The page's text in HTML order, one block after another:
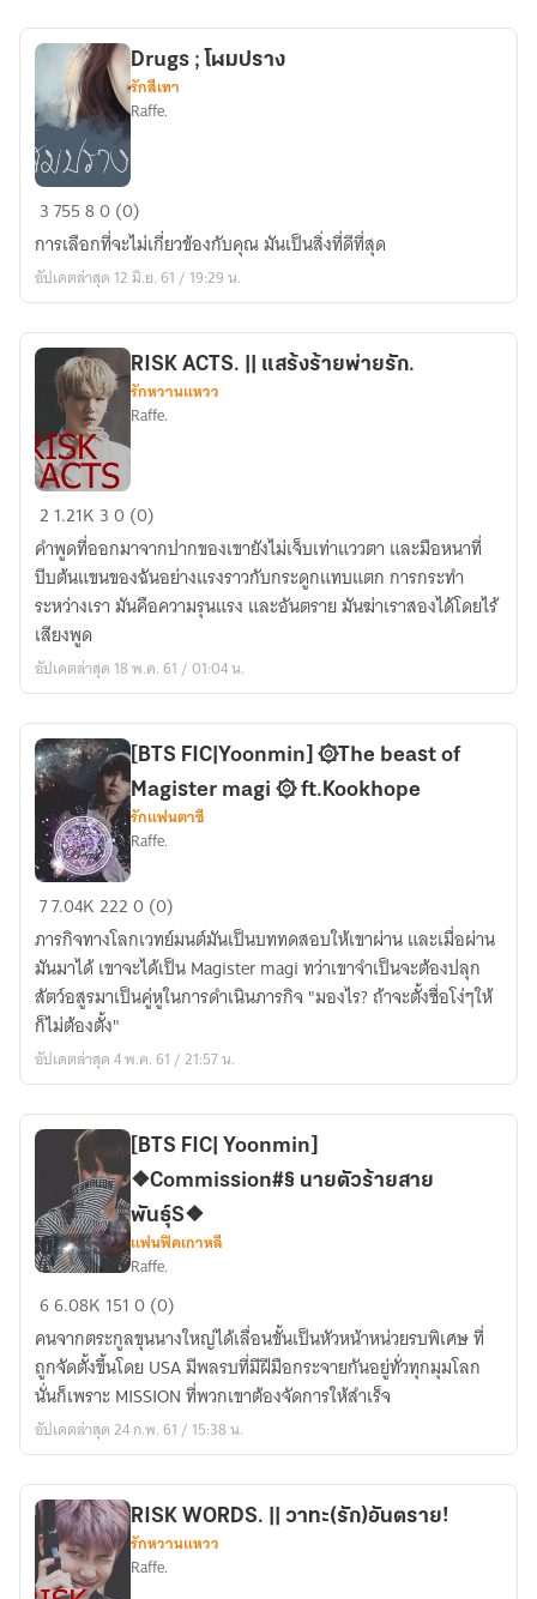
แบบ
หนี
ดี
กว่า
|
#หนี
แฟน
ยุ
นมิน
Drugs
โฬม
ปราง
Drugs ; โฬมปราง
รักสีเทา
Raffe.
375580 (0)
การเลือกที่จะไม่เกี่ยวข้องกับคุณ มันเป็นสิ่งที่ดีที่สุด
อัปเดตล่าสุด 12 มิ.ย. 61 / 19:29 น.
RISK
ACTS.
||
แสร้ง
ร้าย
พ่าย
รัก.
RISK ACTS. || แสร้งร้ายพ่ายรัก.
รักหวานแหวว
Raffe.
2 1.21K 30 (0)
คำพูดที่ออกมาจากปากของเขายังไม่เจ็บเท่าแววตา และมือหนาที่
บีบต้นแขนของฉันอย่างแรงราวกับกระดูกแทบแตก การกระทำ
ระหว่างเรา มันคือความรุนแรง และอันตราย มันฆ่าเราสองได้โดยไร้
เสียงพูด
อัปเดตล่าสุด 18 พ.ค. 61 / 01:04 น.
[BTS
FIC|Yoonmin]
۞The
beast
of
Magister
magi
ft.Kookhope
[BTS FIC|Yoonmin] ۞The beast of
Magister magi ۞ ft.Kookhope
รักแฟนตาซี
Raffe.
77.04K2220 (0)
ภารกิจทางโลกเวทย์มนต์มันเป็นบททดสอบให้เขาผ่าน และเมื่อผ่าน
มันมาได้ เขาจะได้เป็น Magister magi ทว่าเขาจำเป็นจะต้องปลุก
สัตว์อสูรมาเป็นคู่หูในการดำเนินภารกิจ "มองไร? ถ้าจะตั้งชื่อโง่ๆให้
ก็ไม่ต้องตั้ง"
อัปเดตล่าสุด 4 พ.ค. 61 / 21:57 น.
FIC|
Yoonmin]
❖Commission#§
นาย
ตัว
ร้าย
สาย
พันธุ์S❖
[BTS FIC| Yoonmin]
❖Commission#§ นายตัวร้ายสาย
พันธุ์S❖
แฟนฟิคเกาหลี
Raffe.
66.08K 1510 (0)
คนจากตระกูลขุนนางใหญ่ได้เลื่อนขั้นเป็นหัวหน้าหน่วยรบพิเศษ ที่
ถูกจัดตั้งขึ้นโดย USA มีพลรบที่มีฝีมือกระจายกันอยู่ทั่วทุกมุมโลก
นั่นก็เพราะ MISSION ที่พวกเขาต้องจัดการให้สำเร็จ
อัปเดตล่าสุด 24 ก.พ. 61 / 15:38 น.
RISK WORDS. || วาทะ(รัก)อันตราย!
รักหวานแหวว
Raffe.